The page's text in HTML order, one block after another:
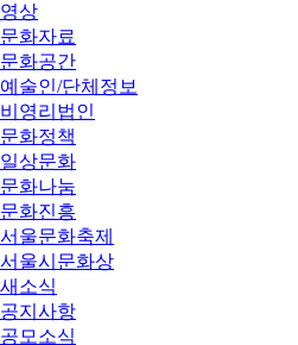
영상
문화자료
문화공간
예술인/단체정보
비영리법인
문화정책
일상문화
문화나눔
문화진흥
서울문화축제
서울시문화상
새소식
공지사항
공모소식